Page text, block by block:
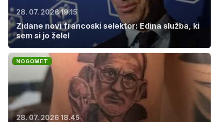
28. 07. 2026 19.15
Zidane novi francoski selektor: Edina služba, ki
sem si jo želel
NOGOMET
28. 07. 2026 18.45